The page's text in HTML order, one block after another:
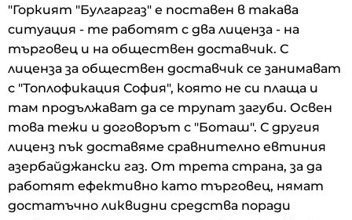
"Горкият "Булгаргаз" е поставен в такава
ситуация - те работят с два лиценза - на
търговец и на обществен доставчик. С
лиценза за обществен доставчик се занимават
с "Топлофикация София", която не си плаща и
там продължават да се трупат загуби. Освен
това тежи и договорът с "Боташ". С другия
лиценз пък доставяме сравнително евтиния
азербайджански газ. От трета страна, за да
работят ефективно като търговец, нямат
достатъчно ликвидни средства поради